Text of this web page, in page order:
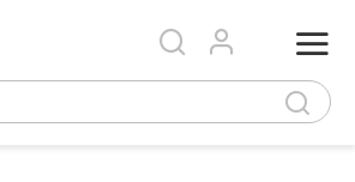
Navigation